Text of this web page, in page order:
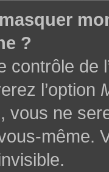
?
contrôle de
l’option
vous ne
même.